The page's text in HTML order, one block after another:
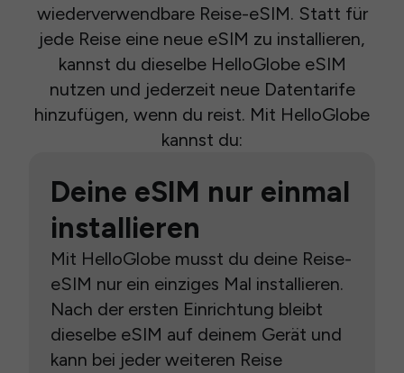
wiederverwendbare Reise-eSIM. Statt für
jede Reise eine neue eSIM zu installieren,
kannst du dieselbe HelloGlobe eSIM
nutzen und jederzeit neue Datentarife
hinzufügen, wenn du reist. Mit HelloGlobe
kannst du:
Deine eSIM nur einmal
installieren
Mit HelloGlobe musst du deine Reise-
eSIM nur ein einziges Mal installieren.
Nach der ersten Einrichtung bleibt
dieselbe eSIM auf deinem Gerät und
kann bei jeder weiteren Reise